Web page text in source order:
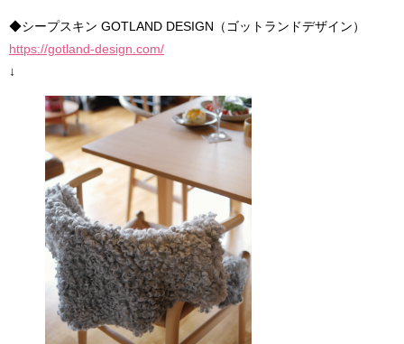
◆シープスキン GOTLAND DESIGN（ゴットランドデザイン）
https://gotland-design.com/
↓